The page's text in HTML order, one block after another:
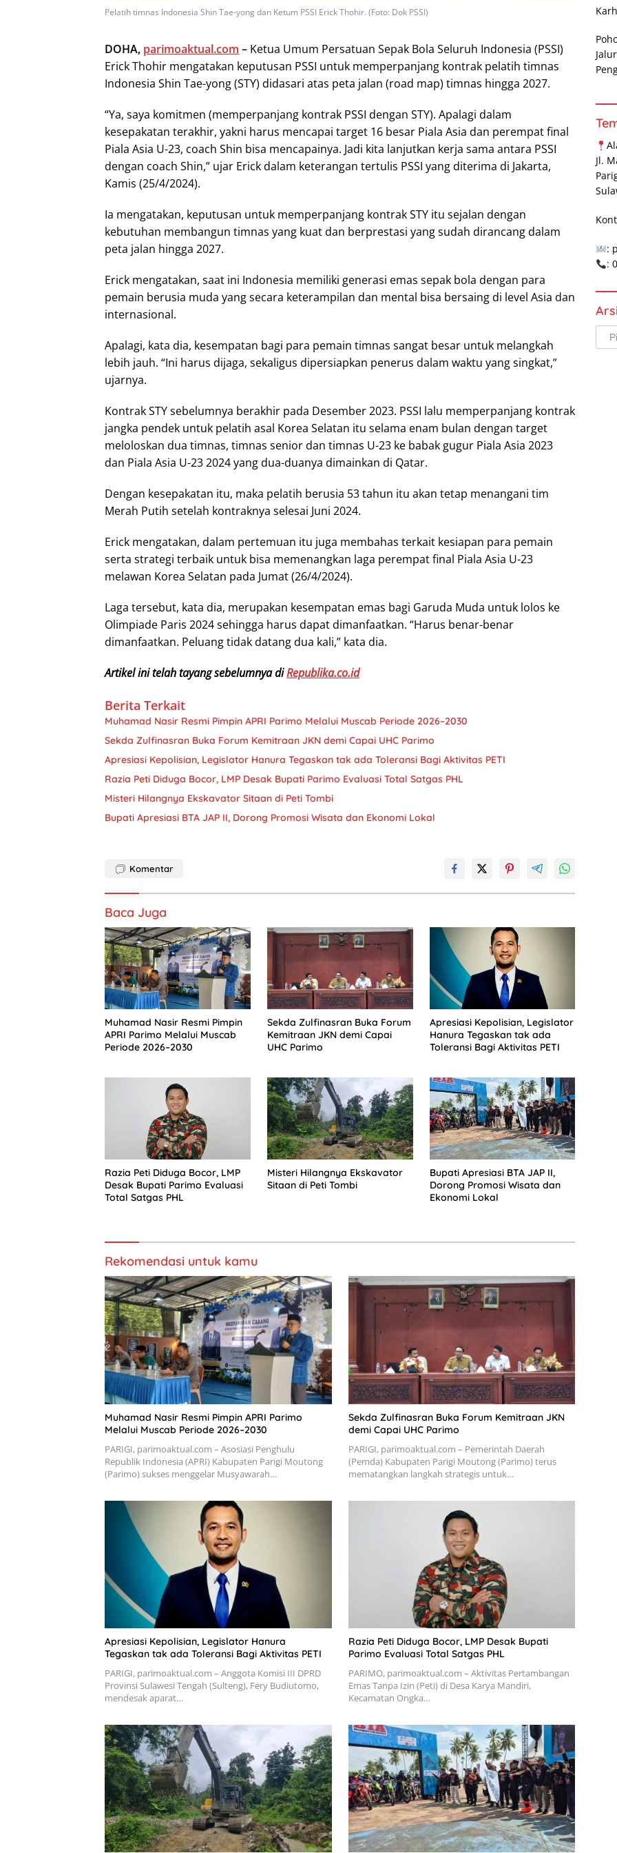
Pelatih timnas Indonesia Shin Tae-yong dan Ketum PSSI Erick Thohir. (Foto: Dok PSSI)
DOHA, parimoaktual.com – Ketua Umum Persatuan Sepak Bola Seluruh Indonesia (PSSI)
Erick Thohir mengatakan keputusan PSSI untuk memperpanjang kontrak pelatih timnas
Indonesia Shin Tae-yong (STY) didasari atas peta jalan (road map) timnas hingga 2027.
“Ya, saya komitmen (memperpanjang kontrak PSSI dengan STY). Apalagi dalam
kesepakatan terakhir, yakni harus mencapai target 16 besar Piala Asia dan perempat final
Piala Asia U-23, coach Shin bisa mencapainya. Jadi kita lanjutkan kerja sama antara PSSI
dengan coach Shin,” ujar Erick dalam keterangan tertulis PSSI yang diterima di Jakarta,
Kamis (25/4/2024).
Ia mengatakan, keputusan untuk memperpanjang kontrak STY itu sejalan dengan
kebutuhan membangun timnas yang kuat dan berprestasi yang sudah dirancang dalam
peta jalan hingga 2027.
Erick mengatakan, saat ini Indonesia memiliki generasi emas sepak bola dengan para
pemain berusia muda yang secara keterampilan dan mental bisa bersaing di level Asia dan
internasional.
Apalagi, kata dia, kesempatan bagi para pemain timnas sangat besar untuk melangkah
lebih jauh. “Ini harus dijaga, sekaligus dipersiapkan penerus dalam waktu yang singkat,”
ujarnya.
Kontrak STY sebelumnya berakhir pada Desember 2023. PSSI lalu memperpanjang kontrak
jangka pendek untuk pelatih asal Korea Selatan itu selama enam bulan dengan target
meloloskan dua timnas, timnas senior dan timnas U-23 ke babak gugur Piala Asia 2023
dan Piala Asia U-23 2024 yang dua-duanya dimainkan di Qatar.
Dengan kesepakatan itu, maka pelatih berusia 53 tahun itu akan tetap menangani tim
Merah Putih setelah kontraknya selesai Juni 2024.
Erick mengatakan, dalam pertemuan itu juga membahas terkait kesiapan para pemain
serta strategi terbaik untuk bisa memenangkan laga perempat final Piala Asia U-23
melawan Korea Selatan pada Jumat (26/4/2024).
Laga tersebut, kata dia, merupakan kesempatan emas bagi Garuda Muda untuk lolos ke
Olimpiade Paris 2024 sehingga harus dapat dimanfaatkan. “Harus benar-benar
dimanfaatkan. Peluang tidak datang dua kali,” kata dia.
Artikel ini telah tayang sebelumnya diRepublika.co.id
Berita Terkait
Muhamad Nasir Resmi Pimpin APRI Parimo Melalui Muscab Periode 2026–2030
Sekda Zulfinasran Buka Forum Kemitraan JKN demi Capai UHC Parimo
Apresiasi Kepolisian, Legislator Hanura Tegaskan tak ada Toleransi Bagi Aktivitas PETI
Razia Peti Diduga Bocor, LMP Desak Bupati Parimo Evaluasi Total Satgas PHL
Misteri Hilangnya Ekskavator Sitaan di Peti Tombi
Bupati Apresiasi BTA JAP II, Dorong Promosi Wisata dan Ekonomi Lokal
Komentar
Baca Juga
Muhamad Nasir Resmi Pimpin
APRI Parimo Melalui Muscab
Periode 2026–2030
Sekda Zulfinasran Buka Forum
Kemitraan JKN demi Capai
UHC Parimo
Apresiasi Kepolisian, Legislator
Hanura Tegaskan tak ada
Toleransi Bagi Aktivitas PETI
Razia Peti Diduga Bocor, LMP
Desak Bupati Parimo Evaluasi
Total Satgas PHL
Misteri Hilangnya Ekskavator
Sitaan di Peti Tombi
Bupati Apresiasi BTA JAP II,
Dorong Promosi Wisata dan
Ekonomi Lokal
Rekomendasi untuk kamu
Muhamad Nasir Resmi Pimpin APRI Parimo
Melalui Muscab Periode 2026–2030
PARIGI, parimoaktual.com – Asosiasi Penghulu
Republik Indonesia (APRI) Kabupaten Parigi Moutong
(Parimo) sukses menggelar Musyawarah…
Sekda Zulfinasran Buka Forum Kemitraan JKN
demi Capai UHC Parimo
PARIGI, parimoaktual.com – Pemerintah Daerah
(Pemda) Kabupaten Parigi Moutong (Parimo) terus
mematangkan langkah strategis untuk…
Apresiasi Kepolisian, Legislator Hanura
Tegaskan tak ada Toleransi Bagi Aktivitas PETI
PARIGI, parimoaktual.com – Anggota Komisi III DPRD
Provinsi Sulawesi Tengah (Sulteng), Fery Budiutomo,
mendesak aparat…
Razia Peti Diduga Bocor, LMP Desak Bupati
Parimo Evaluasi Total Satgas PHL
PARIMO, parimoaktual.com – Aktivitas Pertambangan
Emas Tanpa Izin (Peti) di Desa Karya Mandiri,
Kecamatan Ongka…
Jl.
:
: